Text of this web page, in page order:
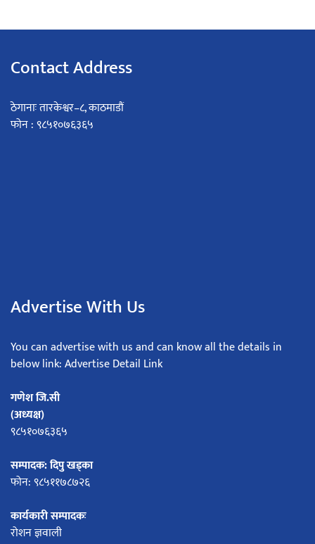
Contact Address
ठेगानाः तारकेश्वर–८, काठमाडौं
फोन : ९८५१०७६३६५
Advertise With Us
You can advertise with us and can know all the details in
below link: Advertise Detail Link
गणेश जि.सी
(अध्यक्ष)
९८५१०७६३६५
सम्पादक: दिपु खड्का
फोन: ९८५११७८७२६
कार्यकारी सम्पादकः
रोशन ज्ञवाली